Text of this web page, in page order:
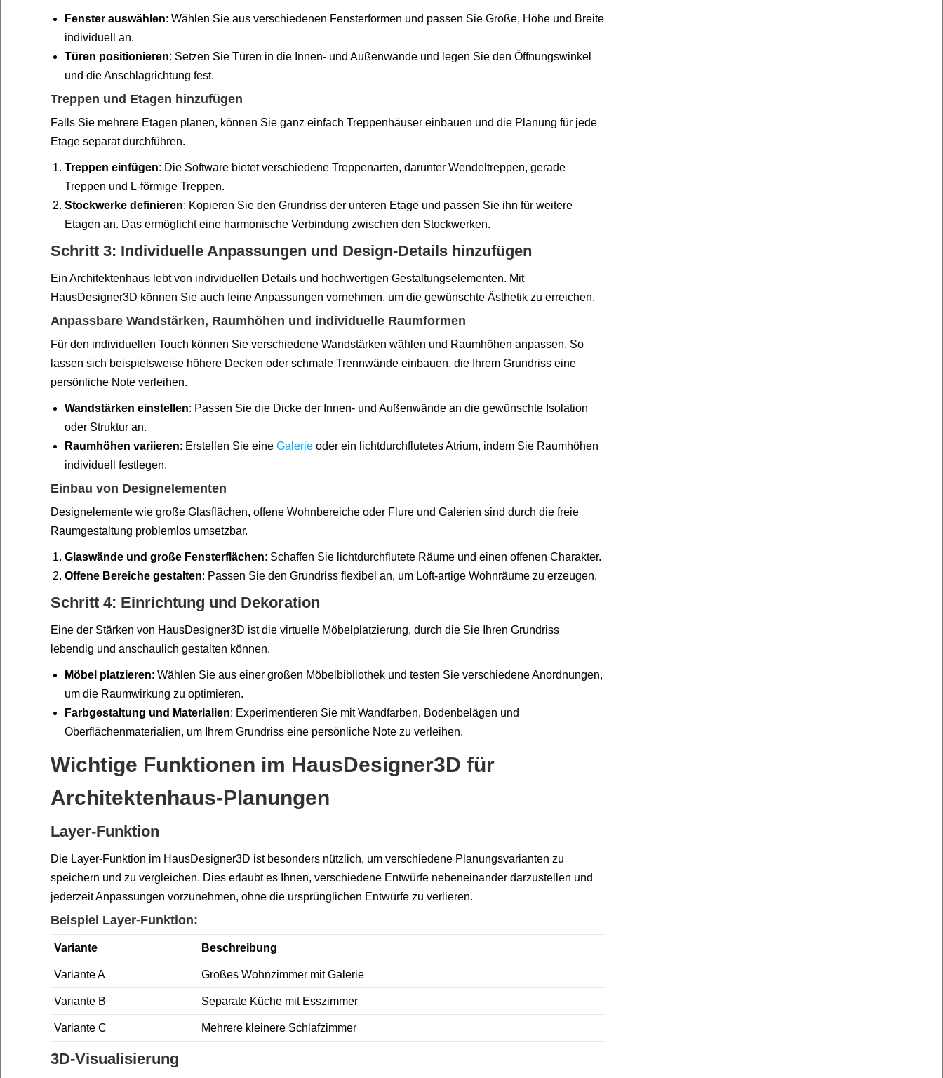
Fenster auswählen: Wählen Sie aus verschiedenen Fensterformen und passen Sie Größe, Höhe und Breite
individuell an.
Türen positionieren: Setzen Sie Türen in die Innen- und Außenwände und legen Sie den Öffnungswinkel
und die Anschlagrichtung fest.
Treppen und Etagen hinzufügen
Falls Sie mehrere Etagen planen, können Sie ganz einfach Treppenhäuser einbauen und die Planung für jede
Etage separat durchführen.
Treppen einfügen: Die Software bietet verschiedene Treppenarten, darunter Wendeltreppen, gerade
Treppen und L-förmige Treppen.
Stockwerke definieren: Kopieren Sie den Grundriss der unteren Etage und passen Sie ihn für weitere
Etagen an. Das ermöglicht eine harmonische Verbindung zwischen den Stockwerken.
Schritt 3: Individuelle Anpassungen und Design-Details hinzufügen
Ein Architektenhaus lebt von individuellen Details und hochwertigen Gestaltungselementen. Mit
HausDesigner3D können Sie auch feine Anpassungen vornehmen, um die gewünschte Ästhetik zu erreichen.
Anpassbare Wandstärken, Raumhöhen und individuelle Raumformen
Für den individuellen Touch können Sie verschiedene Wandstärken wählen und Raumhöhen anpassen. So
lassen sich beispielsweise höhere Decken oder schmale Trennwände einbauen, die Ihrem Grundriss eine
persönliche Note verleihen.
Wandstärken einstellen: Passen Sie die Dicke der Innen- und Außenwände an die gewünschte Isolation
oder Struktur an.
Raumhöhen variieren: Erstellen Sie eine Galerie oder ein lichtdurchflutetes Atrium, indem Sie Raumhöhen
individuell festlegen.
Einbau von Designelementen
Designelemente wie große Glasflächen, offene Wohnbereiche oder Flure und Galerien sind durch die freie
Raumgestaltung problemlos umsetzbar.
Glaswände und große Fensterflächen: Schaffen Sie lichtdurchflutete Räume und einen offenen Charakter.
Offene Bereiche gestalten: Passen Sie den Grundriss flexibel an, um Loft-artige Wohnräume zu erzeugen.
Schritt 4: Einrichtung und Dekoration
Eine der Stärken von HausDesigner3D ist die virtuelle Möbelplatzierung, durch die Sie Ihren Grundriss
lebendig und anschaulich gestalten können.
Möbel platzieren: Wählen Sie aus einer großen Möbelbibliothek und testen Sie verschiedene Anordnungen,
um die Raumwirkung zu optimieren.
Farbgestaltung und Materialien: Experimentieren Sie mit Wandfarben, Bodenbelägen und
Oberflächenmaterialien, um Ihrem Grundriss eine persönliche Note zu verleihen.
Wichtige Funktionen im HausDesigner3D für
Architektenhaus-Planungen
Layer-Funktion
Die Layer-Funktion im HausDesigner3D ist besonders nützlich, um verschiedene Planungsvarianten zu
speichern und zu vergleichen. Dies erlaubt es Ihnen, verschiedene Entwürfe nebeneinander darzustellen und
jederzeit Anpassungen vorzunehmen, ohne die ursprünglichen Entwürfe zu verlieren.
Beispiel Layer-Funktion:
Variante Beschreibung
Variante A Großes Wohnzimmer mit Galerie
Variante B Separate Küche mit Esszimmer
Variante C Mehrere kleinere Schlafzimmer
3D-Visualisierung